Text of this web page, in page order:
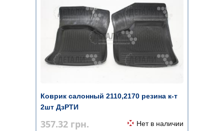
Коврик салонный 2110,2170 резина к-т
2шт ДзРТИ
357.32 грн. Нет в наличии